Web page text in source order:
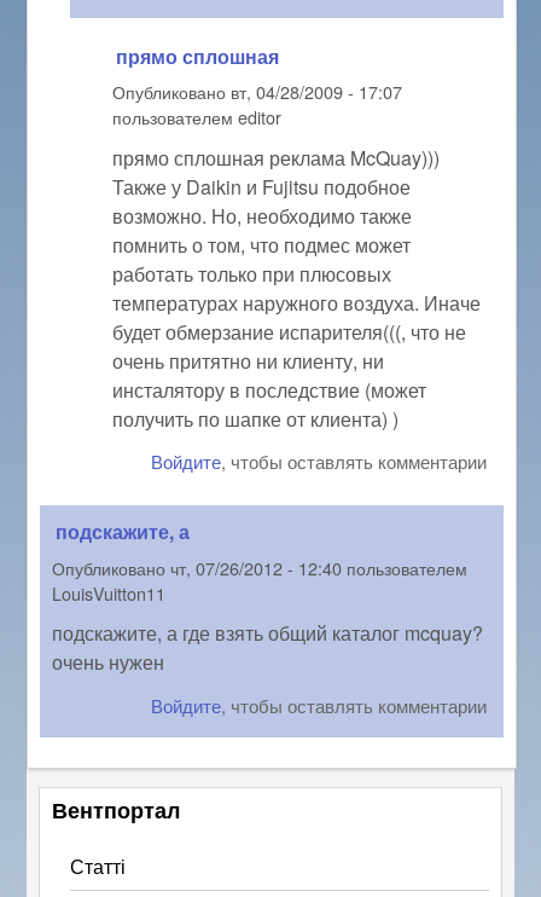
прямо сплошная
Опубликовано вт, 04/28/2009 - 17:07
пользователемeditor
прямо сплошная реклама McQuay)))
Также у Daikin и Fujitsu подобное
возможно. Но, необходимо также
помнить о том, что подмес может
работать только при плюсовых
температурах наружного воздуха. Иначе
будет обмерзание испарителя(((, что не
очень притятно ни клиенту, ни
инсталятору в последствие (может
получить по шапке от клиента) )
Войдите, чтобы оставлять комментарии
подскажите, а
Опубликованочт, 07/26/2012 - 12:40 пользователем
LouisVuitton11
подскажите, а где взять общий каталог mcquay?
очень нужен
Войдите, чтобы оставлять комментарии
Вентпортал
Статті